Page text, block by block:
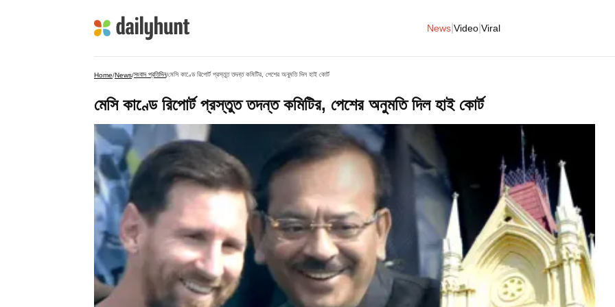
News Video Viral
Home/News/সংবাদ প্রতিদিন/মেসি কাণ্ডে রিপোর্ট প্রস্তুত তদন্ত কমিটির, পেশের অনুমতি দিল হাই কোর্ট
মেসি কাণ্ডে রিপোর্ট প্রস্তুত তদন্ত কমিটির, পেশের অনুমতি দিল হাই কোর্ট